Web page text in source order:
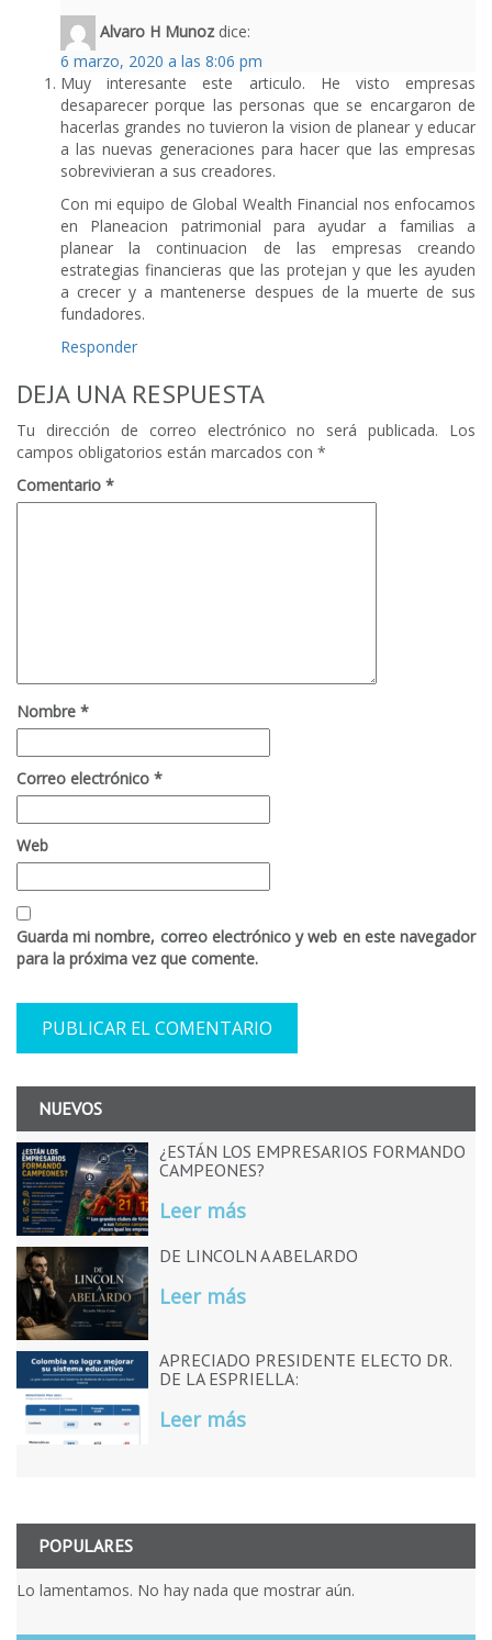
Alvaro H Munoz dice:
6 marzo, 2020 a las 8:06 pm
Muy interesante este articulo. He visto empresas
desaparecer porque las personas que se encargaron de
hacerlas grandes no tuvieron la vision de planear y educar
a las nuevas generaciones para hacer que las empresas
sobrevivieran a sus creadores.
Con mi equipo de Global Wealth Financial nos enfocamos
en Planeacion patrimonial para ayudar a familias a
planear la continuacion de las empresas creando
estrategias financieras que las protejan y que les ayuden
a crecer y a mantenerse despues de la muerte de sus
fundadores.
Responder
DEJA UNA RESPUESTA
Tu dirección de correo electrónico no será publicada.
Los
campos obligatorios están marcados con *
Comentario *
Nombre *
Correo electrónico *
Web
Guarda mi nombre, correo electrónico y web en este navegador
para la próxima vez que comente.
NUEVOS
¿ESTÁN LOS EMPRESARIOS FORMANDO
CAMPEONES?
Leer más
DE LINCOLN A ABELARDO
Leer más
APRECIADO PRESIDENTE ELECTO DR.
DE LA ESPRIELLA:
Leer más
POPULARES
Lo lamentamos. No hay nada que mostrar aún.